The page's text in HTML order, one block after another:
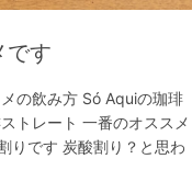
す
の飲み方 Só Aquiの珈琲
トレート 一番のオススメ
です 炭酸割り？と思わ